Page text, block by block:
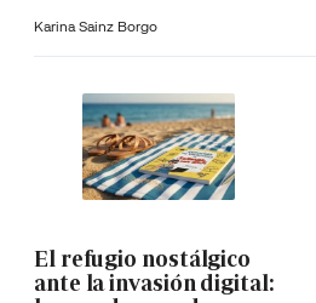
Karina Sainz Borgo
El refugio nostálgico
ante la invasión digital: